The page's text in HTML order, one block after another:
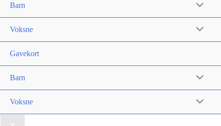
Barn
Voksne
Gavekort
Barn
Voksne